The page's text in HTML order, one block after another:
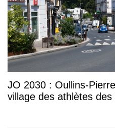
JO 2030 : Oullins-
village des athlètes